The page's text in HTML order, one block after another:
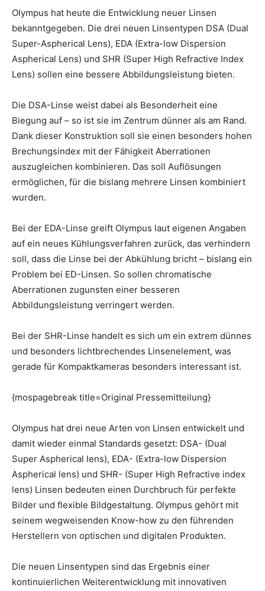
Olympus hat heute die Entwicklung neuer Linsen
bekanntgegeben. Die drei neuen Linsentypen DSA (Dual
Super-Aspherical Lens), EDA (Extra-low Dispersion
Aspherical Lens) und SHR (Super High Refractive Index
Lens) sollen eine bessere Abbildungsleistung bieten.
Die DSA-Linse weist dabei als Besonderheit eine
Biegung auf – so ist sie im Zentrum dünner als am Rand.
Dank dieser Konstruktion soll sie einen besonders hohen
Brechungsindex mit der Fähigkeit Aberrationen
auszugleichen kombinieren. Das soll Auflösungen
ermöglichen, für die bislang mehrere Linsen kombiniert
wurden.
Bei der EDA-Linse greift Olympus laut eigenen Angaben
auf ein neues Kühlungsverfahren zurück, das verhindern
soll, dass die Linse bei der Abkühlung bricht – bislang ein
Problem bei ED-Linsen. So sollen chromatische
Aberrationen zugunsten einer besseren
Abbildungsleistung verringert werden.
Bei der SHR-Linse handelt es sich um ein extrem dünnes
und besonders lichtbrechendes Linsenelement, was
gerade für Kompaktkameras besonders interessant ist.
{mospagebreak title=Original Pressemitteilung}
Olympus hat drei neue Arten von Linsen entwickelt und
damit wieder einmal Standards gesetzt: DSA- (Dual
Super Aspherical lens), EDA- (Extra-low Dispersion
Aspherical lens) und SHR- (Super High Refractive index
lens) Linsen bedeuten einen Durchbruch für perfekte
Bilder und flexible Bildgestaltung. Olympus gehört mit
seinem wegweisenden Know-how zu den führenden
Herstellern von optischen und digitalen Produkten.
Die neuen Linsentypen sind das Ergebnis einer
kontinuierlichen Weiterentwicklung mit innovativen